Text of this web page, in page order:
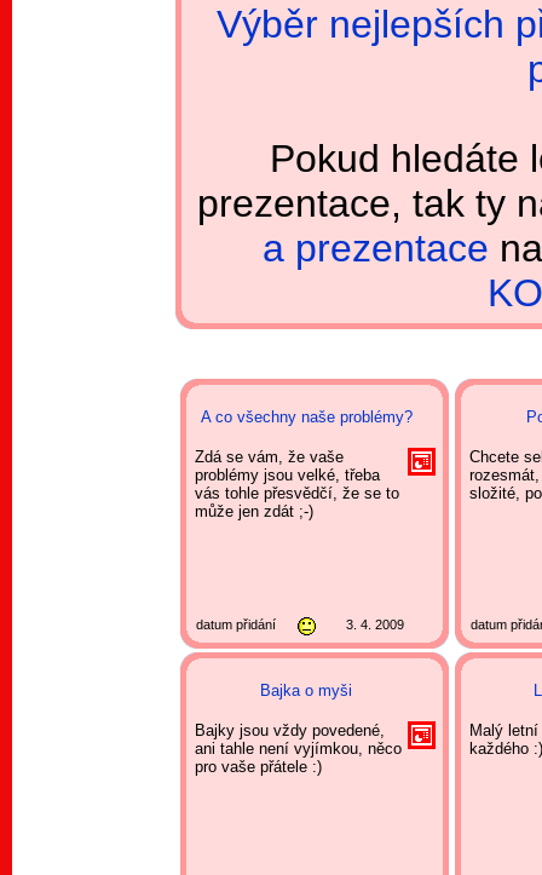
Výběr nejlepších
Pokud hledáte
prezentace, tak ty
a prezentace
datum přidání 3. 4. 2009
A co všechny naše problémy?
Zdá se vám, že vaše
problémy jsou velké, třeba
vás tohle přesvědčí, že se to
může jen zdát ;-)
datum
Chcete
složité,
Bajka o myši
Bajky jsou vždy povedené,
ani tahle není vyjímkou, něco
pro vaše přátele :)
Malý letní
každého :)